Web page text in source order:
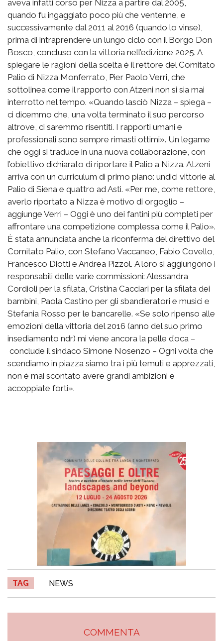
aveva infatti corso per Nizza a partire dal 2005,
quando fu ingaggiato poco più che ventenne, e
successivamente dal 2011 al 2016 (quando lo vinse),
prima di intraprendere un lungo ciclo con il Borgo Don
Bosco, concluso con la vittoria nell’edizione 2025. A
spiegare le ragioni della scelta è il rettore del Comitato
Palio di Nizza Monferrato, Pier Paolo Verri, che
sottolinea come il rapporto con Atzeni non si sia mai
interrotto nel tempo. «Quando lasciò Nizza – spiega –
ci dicemmo che, una volta terminato il suo percorso
altrove, ci saremmo risentiti. I rapporti umani e
professionali sono sempre rimasti ottimi». Un legame
che oggi si traduce in una nuova collaborazione, con
l’obiettivo dichiarato di riportare il Palio a Nizza. Atzeni
arriva con un curriculum di primo piano: undici vittorie al
Palio di Siena e quattro ad Asti. «Per me, come rettore,
averlo riportato a Nizza è motivo di orgoglio –
aggiunge Verri – Oggi è uno dei fantini più completi per
affrontare una competizione complessa come il Palio».
È stata annunciata anche la riconferma del direttivo del
Comitato Palio, con Stefano Vaccaneo, Fabio Covello,
Francesco Diotti e Andrea Pizzol. A loro si aggiungono i
responsabili delle varie commissioni: Alessandra
Cordioli per la sfilata, Cristina Cacciari per la sfilata dei
bambini, Paola Castino per gli sbandieratori e musici e
Stefania Rosso per le bancarelle. «Se solo ripenso alle
emozioni della vittoria del 2016 (anno del suo primo
insediamento ndr) mi viene ancora la pelle d’oca –
conclude il sindaco Simone Nosenzo – Ogni volta che
scendiamo in piazza siamo tra i più temuti e apprezzati,
non è mai scontato avere grandi ambizioni e
accoppiate forti».
TAG NEWS
COMMENTA